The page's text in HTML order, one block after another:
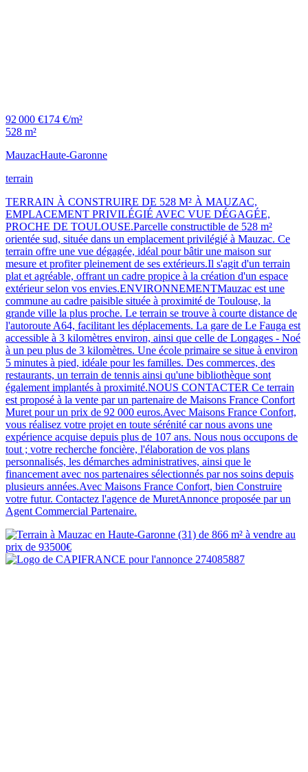
92 000 €174 €/m²
528 m²
MauzacHaute-Garonne
terrain
TERRAIN À CONSTRUIRE DE 528 M² À MAUZAC,
EMPLACEMENT PRIVILÉGIÉ AVEC VUE DÉGAGÉE,
PROCHE DE TOULOUSE.Parcelle constructible de 528 m²
orientée sud, située dans un emplacement privilégié à Mauzac. Ce
terrain offre une vue dégagée, idéal pour bâtir une maison sur
mesure et profiter pleinement de ses extérieurs.Il s'agit d'un terrain
plat et agréable, offrant un cadre propice à la création d'un espace
extérieur selon vos envies.ENVIRONNEMENTMauzac est une
commune au cadre paisible située à proximité de Toulouse, la
grande ville la plus proche. Le terrain se trouve à courte distance de
l'autoroute A64, facilitant les déplacements. La gare de Le Fauga est
accessible à 3 kilomètres environ, ainsi que celle de Longages - Noé
à un peu plus de 3 kilomètres. Une école primaire se situe à environ
5 minutes à pied, idéale pour les familles. Des commerces, des
restaurants, un terrain de tennis ainsi qu'une bibliothèque sont
également implantés à proximité.NOUS CONTACTER Ce terrain
est proposé à la vente par un partenaire de Maisons France Confort
Muret pour un prix de 92 000 euros.Avec Maisons France Confort,
vous réalisez votre projet en toute sérénité car nous avons une
expérience acquise depuis plus de 107 ans. Nous nous occupons de
tout ; votre recherche foncière, l'élaboration de vos plans
personnalisés, les démarches administratives, ainsi que le
financement avec nos partenaires sélectionnés par nos soins depuis
plusieurs années.Avec Maisons France Confort, bien Construire
votre futur. Contactez l'agence de MuretAnnonce proposée par un
Agent Commercial Partenaire.